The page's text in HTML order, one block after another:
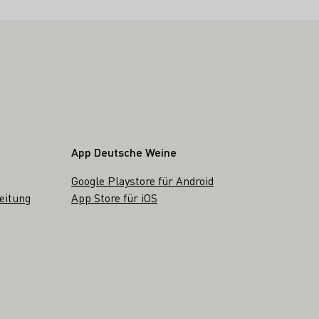
App Deutsche Weine
Google Playstore für Android
App Store für iOS